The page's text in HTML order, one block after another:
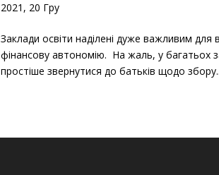
2021, 20 Гру
Заклади освіти наділені дуже важливим
фінансову автономію. На жаль, у багатьох
простіше звернутися до батьків щодо